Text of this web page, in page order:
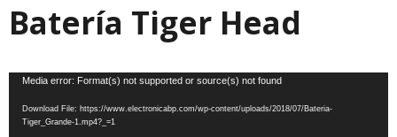
Batería Tiger Head
Reproductor
vídeo
Media error: Format(s) not supported or source(s) not found
Download File: https://www.electronicabp.com/wp-content/uploads/2018/07/Bateria-
Tiger_Grande-1.mp4?_=1